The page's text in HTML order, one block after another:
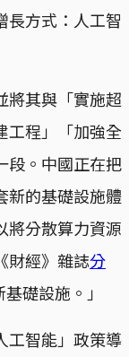
長方式：人工智
將其與「實施超
工程」「加強全
段。中國正在把
新的基礎設施體
將分散算力資源
財經》雜誌分
礎設施。」
工智能」政策導